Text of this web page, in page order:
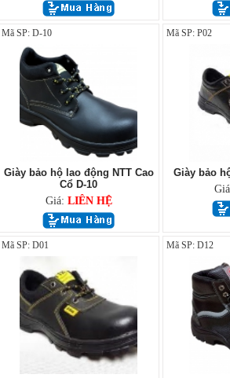
Mã SP: D-10
Giày bảo hộ lao động NTT Cao
Cổ D-10
Giá: LIÊN HỆ
Mã SP: P02
Giày bảo
Mã SP: D01 Mã SP: D12